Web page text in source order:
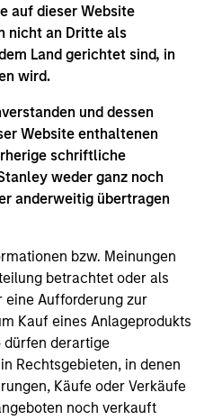
auf dieser Website
nicht an Dritte als
Land gerichtet sind, in
wird.
und dessen
Website enthaltenen
schriftliche
weder ganz noch
anderweitig übertragen
bzw. Meinungen
betrachtet oder als
eine Aufforderung zur
Kauf eines Anlageprodukts
dürfen derartige
Rechtsgebieten, in denen
Käufe oder Verkäufe
noch verkauft
und ESG-
eine Strategie mit 25
die anstrebt, ein
zu bieten, ohne an
der durch diese erzielte
Zudem kann
der Fonds seine